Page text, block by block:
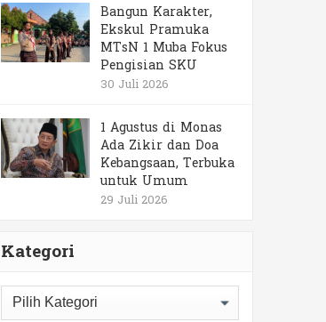
Bangun Karakter,
Ekskul Pramuka
MTsN 1 Muba Fokus
Pengisian SKU
30 Juli 2026
1 Agustus di Monas
Ada Zikir dan Doa
Kebangsaan, Terbuka
untuk Umum
29 Juli 2026
Kategori
Kategori